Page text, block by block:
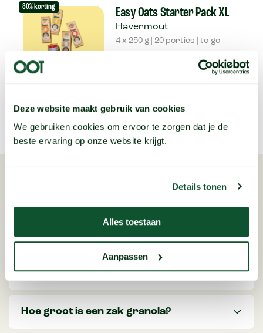
Deze website maakt gebruik van cookies
We gebruiken cookies om ervoor te zorgen dat je de
beste ervaring op onze website krijgt.
Details tonen
Alles toestaan
Aanpassen
30% korting Easy Oats Starter Pack XL
Havermout
4 x 250 g | 20 porties | to-go-
VEELGESTELDE VRAGEN
Hoe gezond is Oot Granola?
Is Oot Granola vers?
Hoe groot is een zak granola?